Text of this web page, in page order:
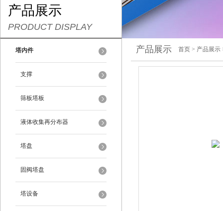
产品展示
PRODUCT DISPLAY
塔内件
支撑
筛板塔板
液体收集再分布器
塔盘
固阀塔盘
塔设备
产品展示 首页 > 产品展示